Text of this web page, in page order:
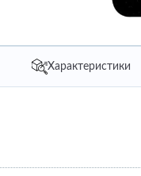
Характеристики